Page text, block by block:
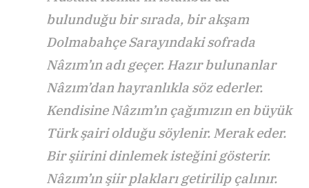
bulunduğu bir sırada, bir akşam
Dolmabahçe Sarayındaki sofrada
Nâzım’ın adı geçer. Hazır bulunanlar
Nâzım’dan hayranlıkla söz ederler.
Kendisine Nâzım’ın çağımızın en büyük
Türk şairi olduğu söylenir. Merak eder.
Bir şiirini dinlemek isteğini gösterir.
Nâzım’ın şiir plakları getirilip çalınır.